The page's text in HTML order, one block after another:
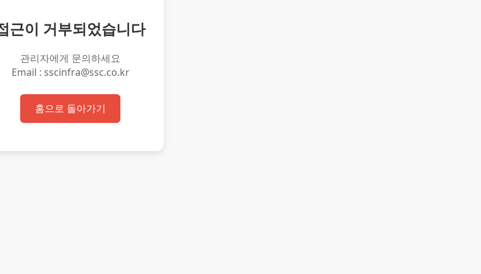
근이 거부되었습니다
관리자에게 문의하세요
Email : sscinfra@ssc.co.kr
홈으로 돌아가기